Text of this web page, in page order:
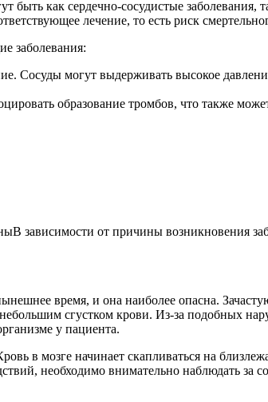
как сердечно-сосудистые заболевания,
лечение, то есть риск
заболевания:
Сосуды могут выдерживать высокое
образование тромбов, что также
В зависимости от причины возникновения
время, и она наиболее опасна.
сгустком крови. Из-за подобных
у пациента.
в мозге начинает скапливаться на
необходимо внимательно наблюдать за